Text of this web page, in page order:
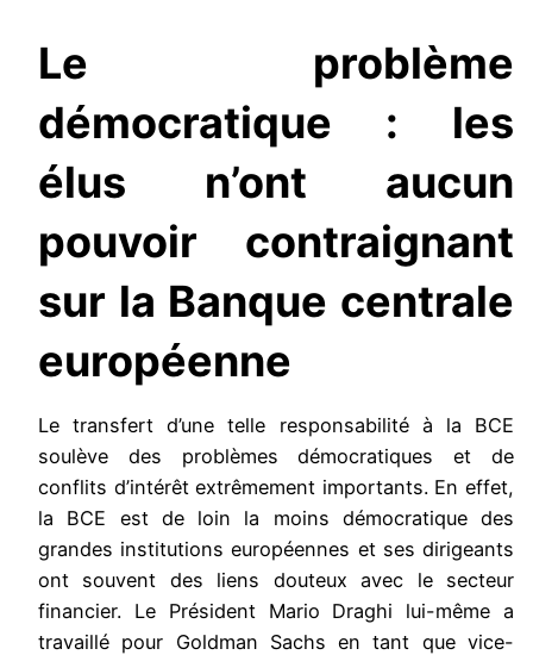
Le problème
démocratique : les
élus n’ont aucun
pouvoir contraignant
sur la Banque centrale
européenne
Le transfert d’une telle responsabilité à la BCE
soulève des problèmes démocratiques et de
conflits d’intérêt extrêmement importants. En effet,
la BCE est de loin la moins démocratique des
grandes institutions européennes et ses dirigeants
ont souvent des liens douteux avec le secteur
financier. Le Président Mario Draghi lui-même a
travaillé pour Goldman Sachs en tant que vice-